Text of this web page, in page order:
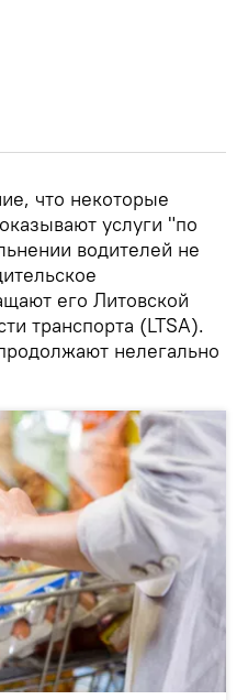
что некоторые
услуги "по
водителей не
его Литовской
транспорта (LTSA).
нелегально